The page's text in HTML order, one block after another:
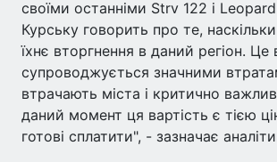
своїми останніми Strv 122 і
Курську говорить про те,
їхнє вторгнення в даний регіон. Це
супроводжується значними
втрачають міста і критично
даний момент ця вартість є тією
готові сплатити", - зазначає